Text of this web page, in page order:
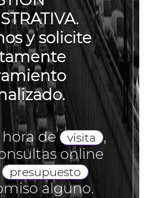
y solicite
hora de visita
,
online
presupuesto
alguno.